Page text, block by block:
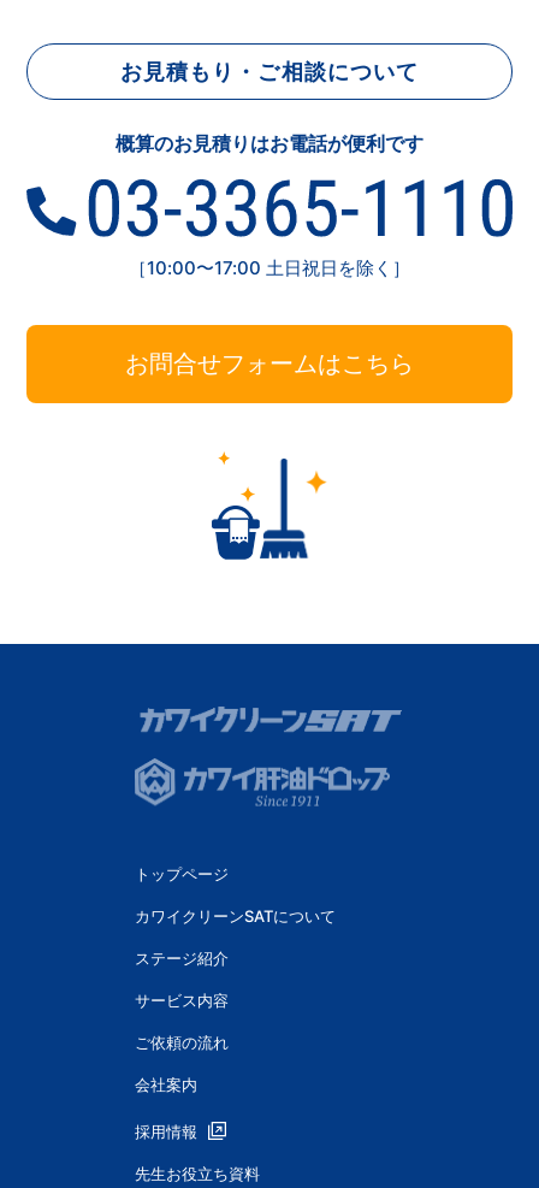
お見積もり・ご相談について
概算のお見積りはお電話が便利です
［10:00〜17:00 土日祝日を除く］
お問合せフォームはこちら
トップページ
カワイクリーンSATについて
ステージ紹介
サービス内容
ご依頼の流れ
会社案内
採用情報
先生お役立ち資料